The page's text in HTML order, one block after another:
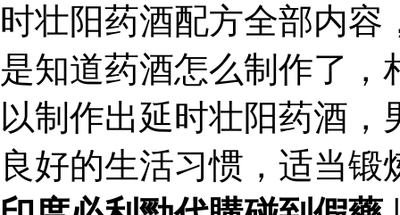
时壮阳药酒配方全部内
是知道药酒怎么制作了
以制作出延时壮阳药酒
良好的生活习惯，适当